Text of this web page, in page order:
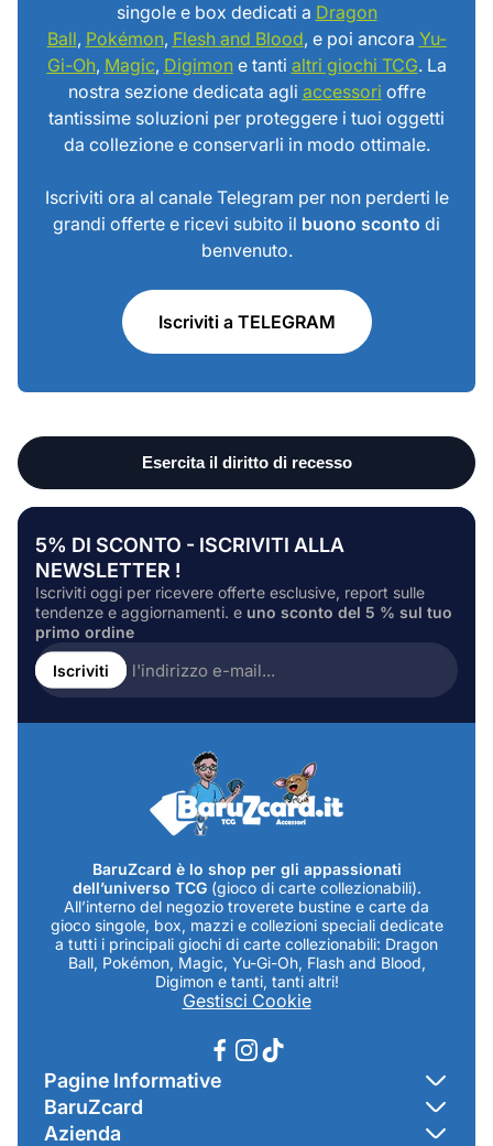
singole e box dedicati a Dragon
Ball, Pokémon, Flesh and Blood, e poi ancora Yu-
Gi-Oh, Magic, Digimone tanti altri giochi TCG. La
nostra sezione dedicata agli accessori offre
tantissime soluzioni per proteggere i tuoi oggetti
da collezione e conservarli in modo ottimale.
Iscriviti ora al canale Telegram per non perderti le
grandi offerte e ricevi subito il buono sconto di
benvenuto.
Iscriviti a TELEGRAM
5% DI SCONTO - ISCRIVITI ALLA
NEWSLETTER !
Iscriviti oggi per ricevere offerte esclusive, report sulle
tendenze e aggiornamenti. e uno sconto del 5 % sul tuo
primo ordine
Inserire
l'indirizzo
e-
Iscriviti
BaruZcard è lo shop per gli appassionati
dell’universo TCG (gioco di carte collezionabili).
All’interno del negozio troverete bustine e carte da
gioco singole, box, mazzi e collezioni speciali dedicate
a tutti i principali giochi di carte collezionabili: Dragon
Ball, Pokémon, Magic, Yu-Gi-Oh, Flash and Blood,
Digimon e tanti, tanti altri!
Gestisci Cookie
Pagine Informative
Contatti
BaruZcard
Azienda